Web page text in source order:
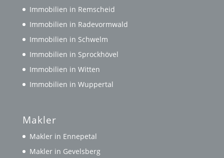
Immobilien in Remscheid
Immobilien in Radevormwald
Immobilien in Schwelm
Immobilien in Sprockhövel
Immobilien in Witten
Immobilien in Wuppertal
Makler
Makler in Ennepetal
Makler in Gevelsberg